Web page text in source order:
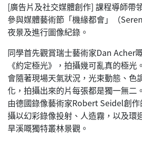
[廣告片及社交媒體創作] 課程導師帶
參與媒體藝術節「機緣都會」（
夜景及進行圖像紀錄。
同學首先觀賞瑞士藝術家Dan Acher
《約定極光》，拍攝幾可亂真的極
會隨著現場天氣狀況，光束動態、色
化，拍攝出來的片每張都是獨一無二
由德國錄像藝術家Robert Seidel創
攝以幻彩錄像投射、人造霧，以及環
旱溪嘅獨特叢林景觀。